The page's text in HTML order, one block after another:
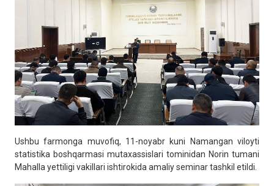
Ushbu farmonga muvofiq, 11-noyabr kuni Namangan viloyti
statistika boshqarmasi mutaxassislari tominidan Norin tumani
Mahalla yettiligi vakillari ishtirokida amaliy seminar tashkil etildi.